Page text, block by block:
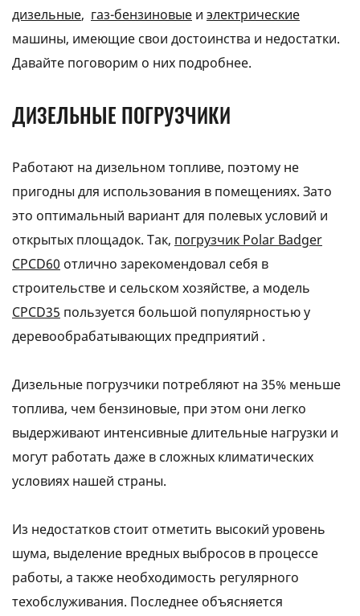
дизельные, газ-бензиновые и электрические
машины, имеющие свои достоинства и недостатки.
Давайте поговорим о них подробнее.
ДИЗЕЛЬНЫЕ ПОГРУЗЧИКИ
Работают на дизельном топливе, поэтому не
пригодны для использования в помещениях. Зато
это оптимальный вариант для полевых условий и
открытых площадок. Так, погрузчик Polar Badger
CPCD60 отлично зарекомендовал себя в
строительстве и сельском хозяйстве, а модель
CPCD35 пользуется большой популярностью у
деревообрабатывающих предприятий .
Дизельные погрузчики потребляют на 35% меньше
топлива, чем бензиновые, при этом они легко
выдерживают интенсивные длительные нагрузки и
могут работать даже в сложных климатических
условиях нашей страны.
Из недостатков стоит отметить высокий уровень
шума, выделение вредных выбросов в процессе
работы, а также необходимость регулярного
техобслуживания. Последнее объясняется